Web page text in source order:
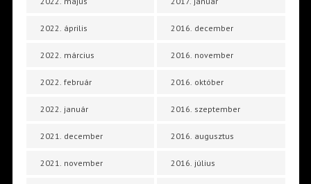
2022. április
2022. március
2022. február
2022. január
2021. december
2021. november
2016. december
2016. november
2016. október
2016. szeptember
2016. augusztus
2016. július